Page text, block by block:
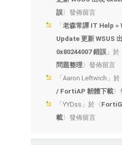
誤〉發佈留言
「 老森常譚 IT Help »
Update 更新 WSUS
0x80244007 錯誤 」於
問題整理〉發佈留言
「 Aaron Leftwich 」於
/ FortiAP 韌體下載〉
「 YYDss 」於〈
載〉發佈留言